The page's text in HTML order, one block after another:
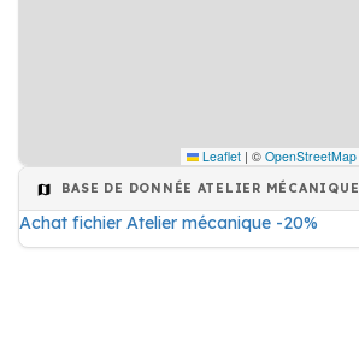
Leaflet | © OpenStreetMap
BASE DE DONNÉE ATELIER MÉCANIQUE
Achat fichier Atelier mécanique -20%